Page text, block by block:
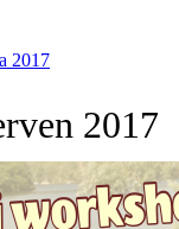
2017
2017